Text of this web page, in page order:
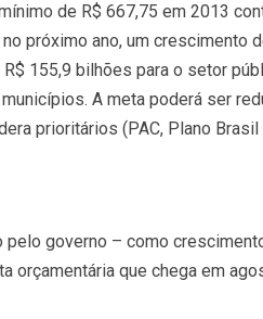
de R$ 667,75 em 2013
próximo ano, um crescimento
155,9 bilhões para o setor
A meta poderá ser
prioritários (PAC, Plano
governo – como
orçamentária que chega em